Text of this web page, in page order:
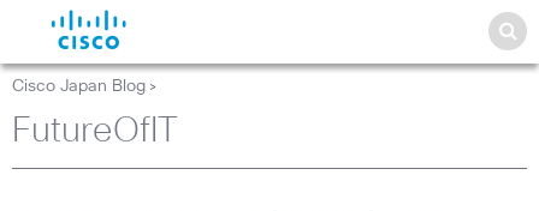
Cisco Japan Blog >
FutureOfIT